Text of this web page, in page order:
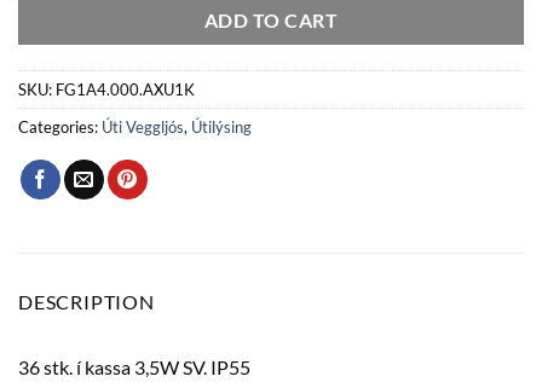
ADD TO CART
SKU: FG1A4.000.AXU1K
Categories: Úti Veggljós, Útilýsing
DESCRIPTION
36 stk. í kassa 3,5W SV. IP55